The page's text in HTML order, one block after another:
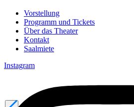
Vorstellung
Programm und Tickets
Über das Theater
Kontakt
Saalmiete
Instagram